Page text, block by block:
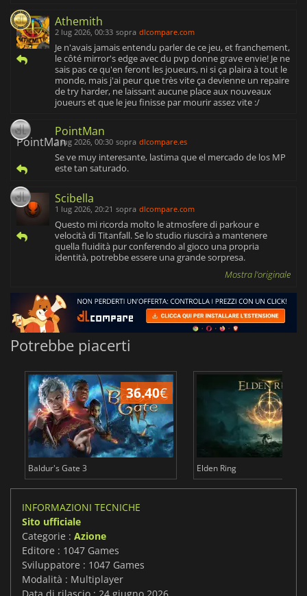
Athemith
2 lug 2026, 00:33 sopra dlcompare.com
Je n'avais jamais entendu parler de ce jeu, et franchement,
le côté mirror's edge avec du pvp donne grave envie! Je ne
sais pas ce qu'en feront les joueurs, ni si ça plaira à tout le
monde, mais j'ai peur que très vite ça devienne un repaire
de try harder, ne laissant aucune place aux nouveaux
joueurs et que le jeu finisse par mourir assez vite :/
PointMan
2 lug 2026, 00:30 sopra dlcompare.es
Se ve muy interesante, lastima que el mercado de los MP
este tan saturado.
Scibella
1 lug 2026, 20:21 sopra dlcompare.com
Questo mi ricorda molto le atmosfere di parkour e
velocità di Titanfall. Se lo studio riuscirà a mantenere
quella fluidità pur conferendo al gioco una propria
identità, potrebbe essere una grande sorpresa.
Mostra l'originale
Potrebbe piacerti
36.40€
Baldur's Gate 3 Elden Ring
INFORMAZIONI TECNICHE
Sito ufficiale
Categorie : Azione
Editore : 1047 Games
Sviluppatore : 1047 Games
Modalità : Multiplayer